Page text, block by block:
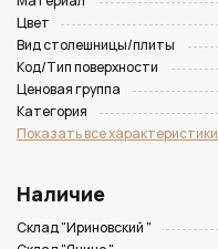
Цвет
Вид столешницы/плиты
Код/Тип поверхности
Ценовая группа
Категория
Показать все характеристики
Наличие
Склад "Ириновский "